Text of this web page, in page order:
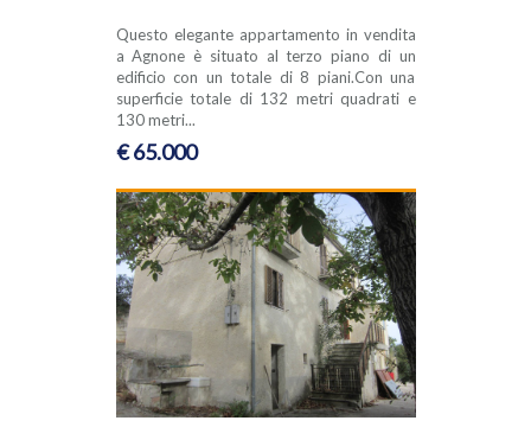
Questo elegante appartamento in vendita
a Agnone è situato al terzo piano di un
edificio con un totale di 8 piani.Con una
superficie totale di 132 metri quadrati e
130 metri...
€ 65.000